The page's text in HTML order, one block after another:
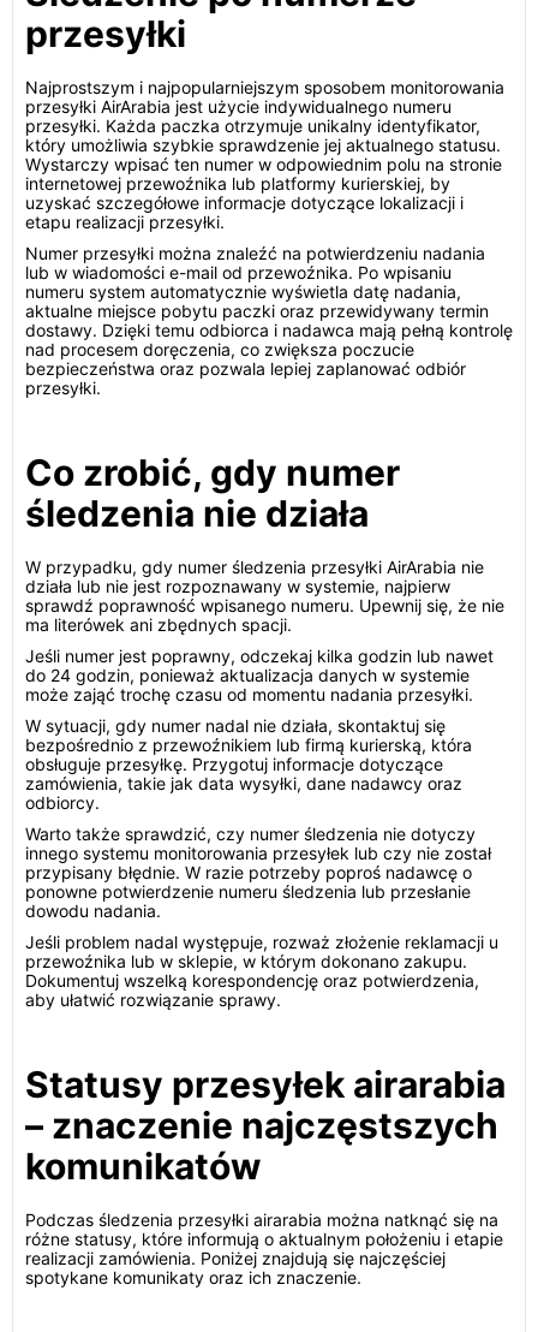
przesyłki
Najprostszym i najpopularniejszym sposobem monitorowania
przesyłki AirArabia jest użycie indywidualnego numeru
przesyłki. Każda paczka otrzymuje unikalny identyfikator,
który umożliwia szybkie sprawdzenie jej aktualnego statusu.
Wystarczy wpisać ten numer w odpowiednim polu na stronie
internetowej przewoźnika lub platformy kurierskiej, by
uzyskać szczegółowe informacje dotyczące lokalizacji i
etapu realizacji przesyłki.
Numer przesyłki można znaleźć na potwierdzeniu nadania
lub w wiadomości e-mail od przewoźnika. Po wpisaniu
numeru system automatycznie wyświetla datę nadania,
aktualne miejsce pobytu paczki oraz przewidywany termin
dostawy. Dzięki temu odbiorca i nadawca mają pełną kontrolę
nad procesem doręczenia, co zwiększa poczucie
bezpieczeństwa oraz pozwala lepiej zaplanować odbiór
przesyłki.
Co zrobić, gdy numer
śledzenia nie działa
W przypadku, gdy numer śledzenia przesyłki AirArabia nie
działa lub nie jest rozpoznawany w systemie, najpierw
sprawdź poprawność wpisanego numeru. Upewnij się, że nie
ma literówek ani zbędnych spacji.
Jeśli numer jest poprawny, odczekaj kilka godzin lub nawet
do 24 godzin, ponieważ aktualizacja danych w systemie
może zająć trochę czasu od momentu nadania przesyłki.
W sytuacji, gdy numer nadal nie działa, skontaktuj się
bezpośrednio z przewoźnikiem lub firmą kurierską, która
obsługuje przesyłkę. Przygotuj informacje dotyczące
zamówienia, takie jak data wysyłki, dane nadawcy oraz
odbiorcy.
Warto także sprawdzić, czy numer śledzenia nie dotyczy
innego systemu monitorowania przesyłek lub czy nie został
przypisany błędnie. W razie potrzeby poproś nadawcę o
ponowne potwierdzenie numeru śledzenia lub przesłanie
dowodu nadania.
Jeśli problem nadal występuje, rozważ złożenie reklamacji u
przewoźnika lub w sklepie, w którym dokonano zakupu.
Dokumentuj wszelką korespondencję oraz potwierdzenia,
aby ułatwić rozwiązanie sprawy.
Statusy przesyłek airarabia
– znaczenie najczęstszych
komunikatów
Podczas śledzenia przesyłki airarabia można natknąć się na
różne statusy, które informują o aktualnym położeniu i etapie
realizacji zamówienia. Poniżej znajdują się najczęściej
spotykane komunikaty oraz ich znaczenie.